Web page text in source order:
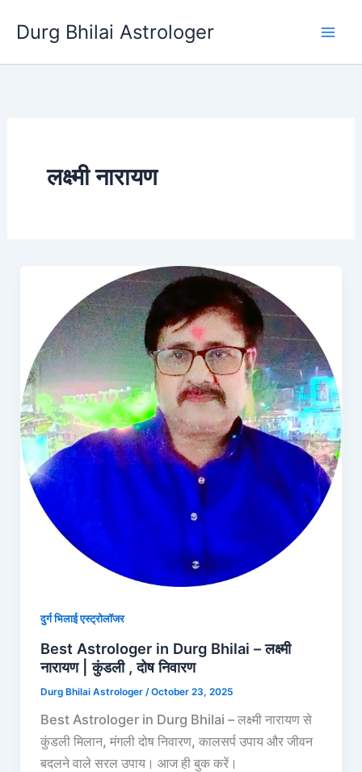
Durg Bhilai Astrologer
लक्ष्मी नारायण
दुर्ग भिलाई एस्ट्रोलॉजर
Best Astrologer in Durg Bhilai – लक्ष्मी
नारायण | कुंडली , दोष निवारण
Durg Bhilai Astrologer /October 23, 2025
Best Astrologer in Durg Bhilai – लक्ष्मी नारायण से
कुंडली मिलान, मंगली दोष निवारण, कालसर्प उपाय और जीवन
बदलने वाले सरल उपाय। आज ही बुक करें।